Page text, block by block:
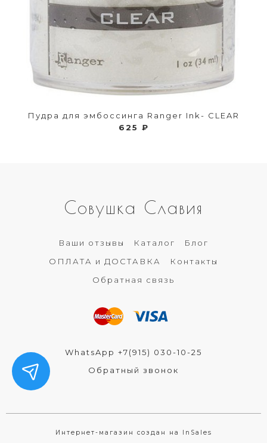
Пудра для эмбоссинга Ranger Ink- CLEAR
625 ₽
Совушка Славия
Ваши отзывы Каталог
Блог
ОПЛАТА и ДОСТАВКА
Контакты
Обратная связь
WhatsApp +7(915) 030-10-25
Обратный звонок
Интернет-магазин создан на InSales